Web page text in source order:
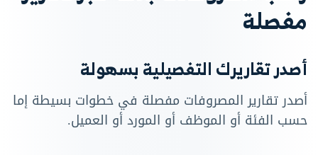
مفصلة
أصدر تقاريرك التفصيلية بسهولة
أصدر تقارير المصروفات مفصلة في خطوات بسيطة إما
حسب الفئة أو الموظف أو المورد أو العميل.